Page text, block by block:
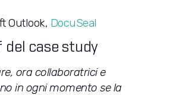
Outlook, DocuSeal
del case study
ora collaboratrici e
in ogni momento se la